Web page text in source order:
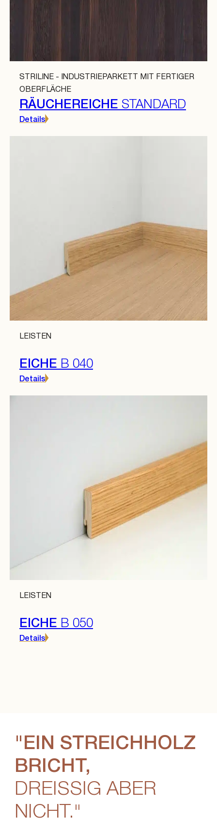
STRILINE - INDUSTRIEPARKETT MIT FERTIGER
OBERFLÄCHE
RÄUCHEREICHE STANDARD
Details
LEISTEN
EICHE B 040
Details
LEISTEN
EICHE B 050
Details
"EIN STREICHHOLZ
BRICHT,
DREISSIG ABER N
ICHT."